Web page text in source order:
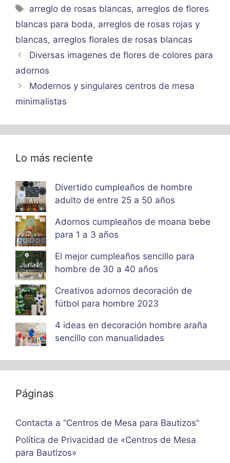
Etiquetas
arreglo de rosas blancas, arreglos de flores
blancas para boda, arreglos de rosas rojas y
blancas, arreglos florales de rosas blancas
Diversas imagenes de flores de colores para
adornos
Modernos y singulares centros de mesa
minimalistas
Lo más reciente
Divertido cumpleaños de hombre
adulto de entre 25 a 50 años
Adornos cumpleaños de moana bebe
para 1 a 3 años
El mejor cumpleaños sencillo para
hombre de 30 a 40 años
Creativos adornos decoración de
fútbol para hombre 2023
4 ideas en decoración hombre araña
sencillo con manualidades
Páginas
Contacta a “Centros de Mesa para Bautizos”
Política de Privacidad de «Centros de Mesa
para Bautizos»